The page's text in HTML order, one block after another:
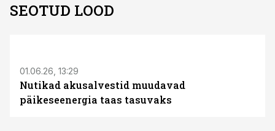
SEOTUD LOOD
01.06.26, 13:29
Nutikad akusalvestid muudavad
päikeseenergia taas tasuvaks